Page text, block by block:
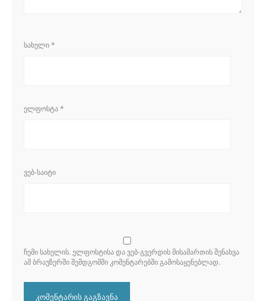
ᲡᲐᲮᲔᲚᲘ*
ᲔᲚᲤᲝᲡᲢᲐ*
ᲕᲔᲑ-ᲡᲐᲘᲢᲘ
ᲩᲔᲛᲘ ᲡᲐᲮᲔᲚᲘᲡ. ᲔᲚᲤᲝᲡᲢᲘᲡᲐ ᲓᲐ ᲕᲔᲑ-ᲒᲕᲔᲠᲓᲘᲡ ᲛᲘᲡᲐᲛᲐᲠᲗᲘᲡ ᲨᲔᲜᲐᲮᲕᲐ
ᲐᲛ ᲑᲠᲐᲣᲖᲔᲠᲨᲘ ᲨᲔᲛᲓᲒᲝᲛᲨᲘ ᲙᲝᲛᲔᲜᲢᲐᲠᲔᲑᲨᲘ ᲒᲐᲛᲝᲡᲐᲧᲔᲜᲔᲑᲚᲐᲓ.